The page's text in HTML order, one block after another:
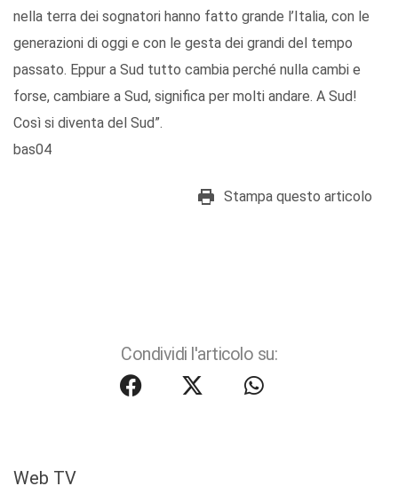
nella terra dei sognatori hanno fatto grande l’Italia, con le
generazioni di oggi e con le gesta dei grandi del tempo
passato. Eppur a Sud tutto cambia perché nulla cambi e
forse, cambiare a Sud, significa per molti andare. A Sud!
Così si diventa del Sud”.
bas04
Stampa questo articolo
Condividi l'articolo su:
Web TV